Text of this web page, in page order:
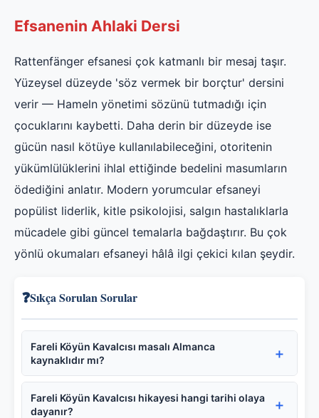
Efsanenin Ahlaki Dersi
Rattenfänger efsanesi çok katmanlı bir mesaj taşır.
Yüzeysel düzeyde 'söz vermek bir borçtur' dersini
verir — Hameln yönetimi sözünü tutmadığı için
çocuklarını kaybetti. Daha derin bir düzeyde ise
gücün nasıl kötüye kullanılabileceğini, otoritenin
yükümlülüklerini ihlal ettiğinde bedelini masumların
ödediğini anlatır. Modern yorumcular efsaneyi
popülist liderlik, kitle psikolojisi, salgın hastalıklarla
mücadele gibi güncel temalarla bağdaştırır. Bu çok
yönlü okumaları efsaneyi hâlâ ilgi çekici kılan şeydir.
❓Sıkça Sorulan Sorular
Fareli Köyün Kavalcısı masalı Almanca
kaynaklıdır mı?
Fareli Köyün Kavalcısı hikayesi hangi tarihi olaya
dayanır?